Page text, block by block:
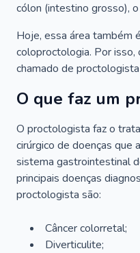
cólon (intestino grosso),
Hoje, essa área também
coloproctologia. Por
chamado de
O que faz um
O proctologista faz o
cirúrgico de doenças que
sistema gastrointestinal
principais doenças
proctologista são:
Câncer colorretal;
Diverticulite;